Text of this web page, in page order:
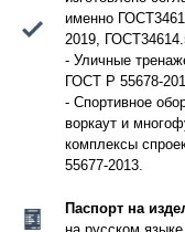
именно
2019,
- Уличные
ГОСТ Р 55678-
- Спортивное
воркаут и
комплексы
55677-2013.
Паспорт на